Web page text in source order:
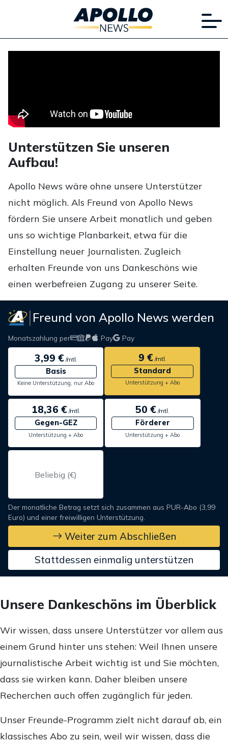
Unterstützen Sie unseren
Aufbau!
Apollo News wäre ohne unsere Unterstützer
nicht möglich. Als Freund von Apollo News
fördern Sie unsere Arbeit monatlich und geben
uns so wichtige Planbarkeit, etwa für die
Einstellung neuer Journalisten. Zugleich
erhalten Freunde von uns Dankeschöns wie
einen werbefreien Zugang zu unserer Seite.
Freund von Apollo News werden
Monatszahlung per Pay Pay
3,99 €/mtl.
Basis
Keine Unterstützung, nur Abo
9 €/mtl.
Standard
Unterstützung + Abo
18,36 €/mtl.
Gegen-GEZ
Unterstützung + Abo
50 € /mtl.
Förderer
Unterstützung + Abo
Der monatliche Betrag setzt sich zusammen aus PUR-Abo (3,99
Euro) und einer freiwilligen Unterstützung.
Weiter zum Abschließen
Stattdessen einmalig unterstützen
Unsere Dankeschöns im Überblick
Wir wissen, dass unsere Unterstützer vor allem aus
einem Grund hinter uns stehen: Weil Ihnen unsere
journalistische Arbeit wichtig ist und Sie möchten,
dass sie wirken kann. Daher bleiben unsere
Recherchen auch offen zugänglich für jeden.
Unser Freunde-Programm zielt nicht darauf ab, ein
klassisches Abo zu sein, weil wir wissen, dass die